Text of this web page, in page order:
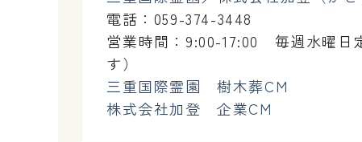
電話：059-374-3448
営業時間：9:00-17:00 毎週水曜日
す）
三重国際霊園 樹木葬CM
株式会社加登 企業CM